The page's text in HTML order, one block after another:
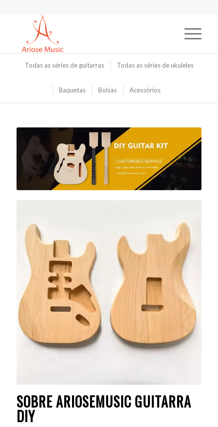
Todas as séries de guitarras Todas as séries de ukuleles
Baquetas Bolsas Acessórios
SOBRE ARIOSEMUSIC GUITARRA
DIY